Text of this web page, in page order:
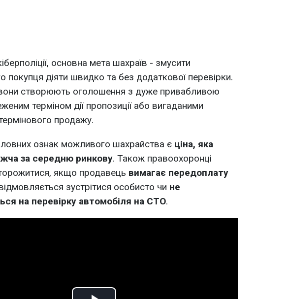
основна мета шахраїв - змусити
покупця діяти швидко та без додаткової перевірки.
створюють оголошення з дуже привабливою
терміном дії пропозиції або вигаданими
продажу.
ознак можливого шахрайства є ціна, яка
за середню ринкову. Також правоохоронці
якщо продавець вимагає передоплату
зустрітися особисто чи не
на перевірку автомобіля на СТО.